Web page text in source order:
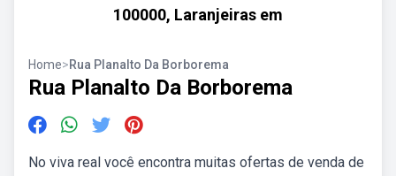
100000, Laranjeiras em
Home>Rua Planalto Da Borborema
Rua Planalto Da Borborema
No viva real você encontra muitas ofertas de venda de